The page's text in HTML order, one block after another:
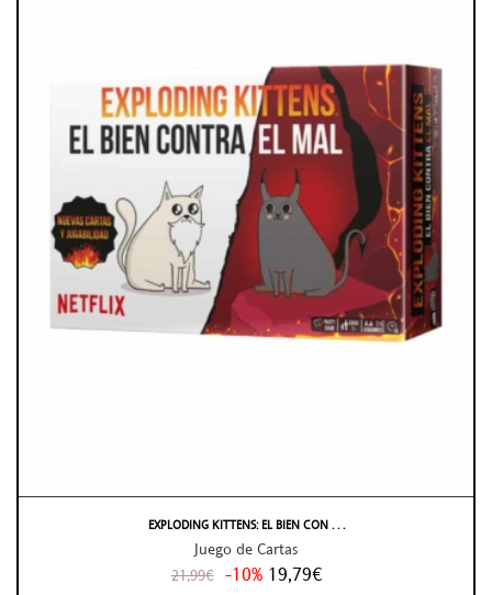
EXPLODING KITTENS: EL BIEN CON . . .
Juego de Cartas
21,99€ -10% 19,79€